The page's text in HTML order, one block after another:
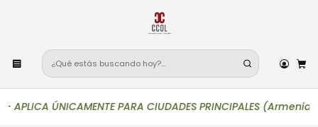
APLICA ÚNICAMENTE PARA CIUDADES PRINCIPALES